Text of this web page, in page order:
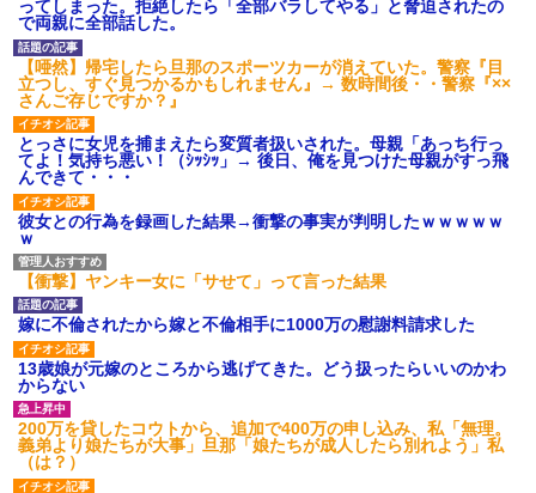
【衝撃】報酬100万円超の治験
募集がこちらｗｗｗｗｗ(※画像
あり)
【ネット騒然】惨殺されたタ
ワマン頂き女子のこの動画、す
げえええええｗｗｗｗｗｗｗｗ
ｗｗｗ
【愕然】白のクラウン俺氏、
高速道路左車線を制限速度で走
った結果wwwwwwwwwwww
百年の恋12-899 食べた量を
張り合ってくる
【悲報】佐藤輝明・・・２軍
でも盛大にやらかす←あまり悲
しませないでくれ
ってしまった。拒絶したら「全部バラしてやる」と脅迫されたの
で両親に全部話した。
【唖然】帰宅したら旦那のスポーツカーが消えていた。警察『目
立つし、すぐ見つかるかもしれません』→ 数時間後・・警察『××
さんご存じですか？』
とっさに女児を捕まえたら変質者扱いされた。母親「あっち行っ
てよ！気持ち悪い！（ｼｯｼｯ」→ 後日、俺を見つけた母親がすっ飛
んできて・・・
彼女との行為を録画した結果→衝撃の事実が判明したｗｗｗｗｗ
ｗ
【衝撃】ヤンキー女に「サせて」って言った結果
嫁に不倫されたから嫁と不倫相手に1000万の慰謝料請求した
13歳娘が元嫁のところから逃げてきた。どう扱ったらいいのかわ
からない
200万を貸したコウトから、追加で400万の申し込み、私「無理。
義弟より娘たちが大事」旦那「娘たちが成人したら別れよう」私
（は？）